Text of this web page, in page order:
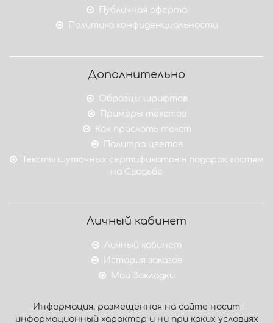
Публичная оферта
Политика конфиденциальности
Дополнительно
Образцы шрифтов
Примеры текстов
Как прислать текст
Палитра цветов
Тексты шуточных сертификатов в подарок гостям
на Свадьбе
Личный кабинет
Личный кабинет
История заказов
Мои Закладки
Информация, размещенная на сайте носит
информационный характер и ни при каких условиях